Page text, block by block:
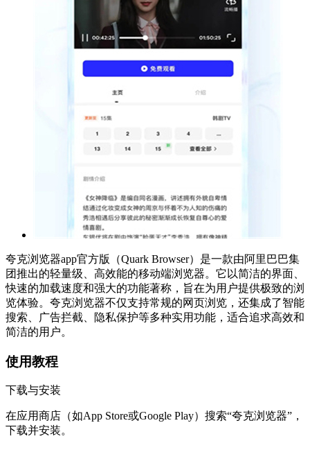
夸克浏览器app官方版（Quark Browser）是一款由阿里巴巴集
团推出的轻量级、高效能的移动端浏览器。它以简洁的界面、
快速的加载速度和强大的功能著称，旨在为用户提供极致的浏
览体验。夸克浏览器不仅支持常规的网页浏览，还集成了智能
搜索、广告拦截、隐私保护等多种实用功能，适合追求高效和
简洁的用户。
使用教程
下载与安装
在应用商店（如App Store或Google Play）搜索“夸克浏览器”，
下载并安装。